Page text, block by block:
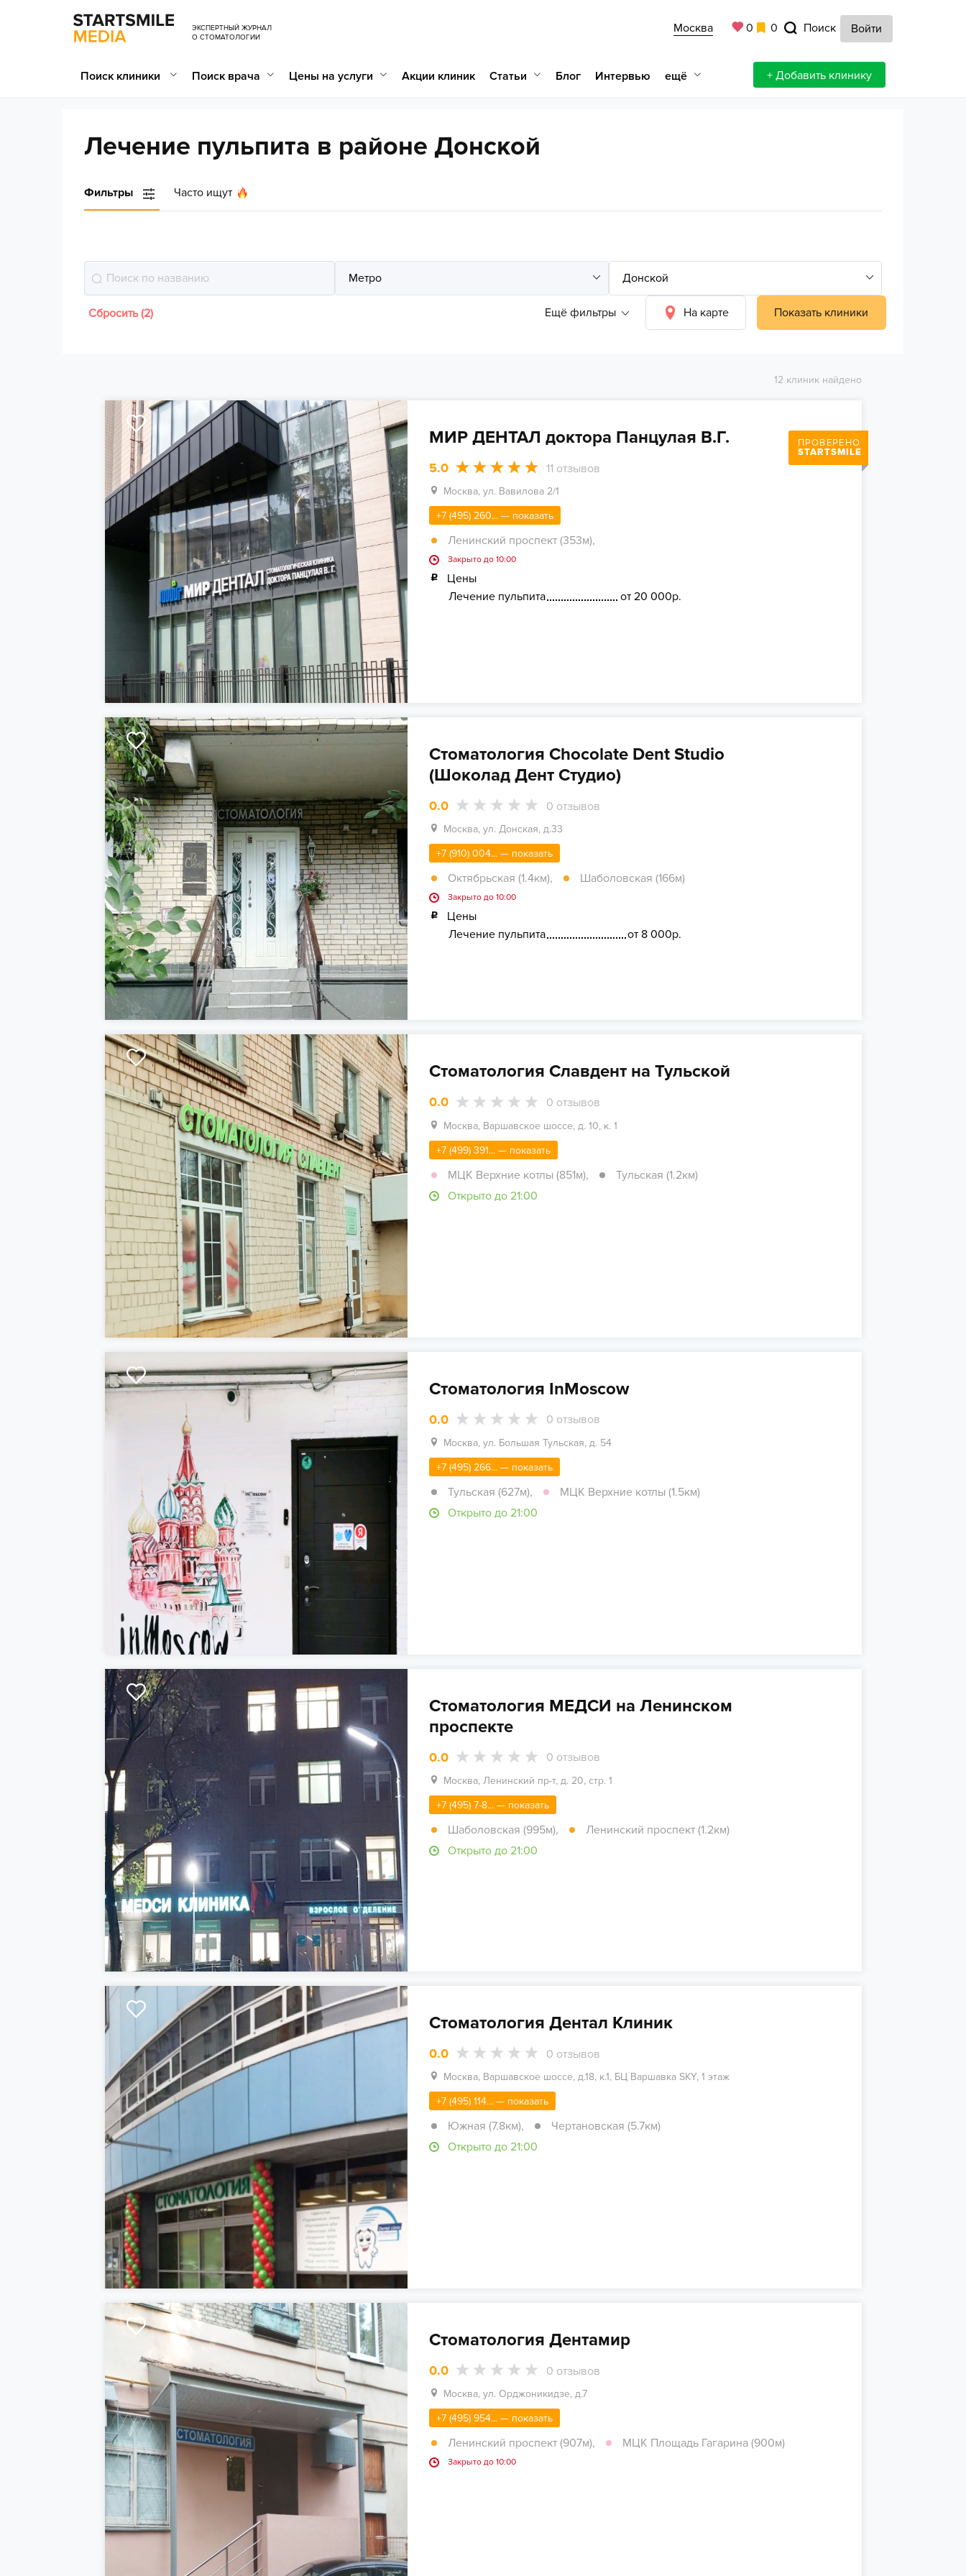
ЭКСПЕРТНЫЙ ЖУРНАЛ
О СТОМАТОЛОГИИ
Москва 0 0 Поиск Войти
Поиск клиники Поиск врача Цены на услуги Акции клиник Статьи Блог Интервью ещё + Добавить клинику
Лечение пульпита в районе Донской
Фильтры Часто ищут
Ещё фильтры На карте Показать клиники
Сбросить (2)
12 клиник найдено
ПРОВЕРЕНО
STARTSMILE
МИР ДЕНТАЛ доктора Панцулая В.Г.
5.0 11 отзывов
Москва, ул. Вавилова 2/1
+7 (495) 260... — показать
Ленинский проспект (353м),
Закрыто до 10:00
Цены
Лечение пульпита
от 20 000р.
Стоматология Chocolate Dent Studio
(Шоколад Дент Студио)
0.0 0 отзывов
Москва, ул. Донская, д.33
+7 (910) 004... — показать
Октябрьская (1.4км), Шаболовская (166м)
Закрыто до 10:00
Цены
Лечение пульпита
от 8 000р.
Стоматология Славдент на Тульской
0.0 0 отзывов
Москва, Варшавское шоссе, д. 10, к. 1
+7 (499) 391... — показать
МЦК Верхние котлы (851м),
Тульская (1.2км)
Открыто до 21:00
Стоматология InMoscow
0.0 0 отзывов
Москва, ул. Большая Тульская, д. 54
+7 (495) 266... — показать
Тульская (627м),
МЦК Верхние котлы (1.5км)
Открыто до 21:00
Стоматология МЕДСИ на Ленинском
проспекте
0.0 0 отзывов
Москва, Ленинский пр-т, д. 20, стр. 1
+7 (495) 7-8... — показать
Шаболовская (995м),
Ленинский проспект (1.2км)
Открыто до 21:00
Стоматология Дентал Клиник
0.0 0 отзывов
Москва, Варшавское шоссе, д.18, к.1, БЦ Варшавка SKY, 1 этаж
+7 (495) 114... — показать
Южная (7.8км),
Чертановская (5.7км)
Открыто до 21:00
Стоматология Дентамир
0.0 0 отзывов
Москва, ул. Орджоникидзе, д.7
+7 (495) 954... — показать
Ленинский проспект (907м), МЦК Площадь Гагарина (900м)
Закрыто до 10:00